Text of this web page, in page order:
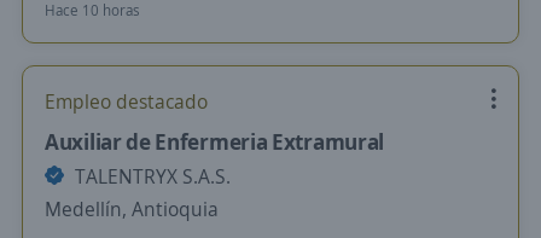
Hace 10 horas
Empleo destacado
Auxiliar de Enfermeria Extramural
TALENTRYX S.A.S.
Medellín, Antioquia